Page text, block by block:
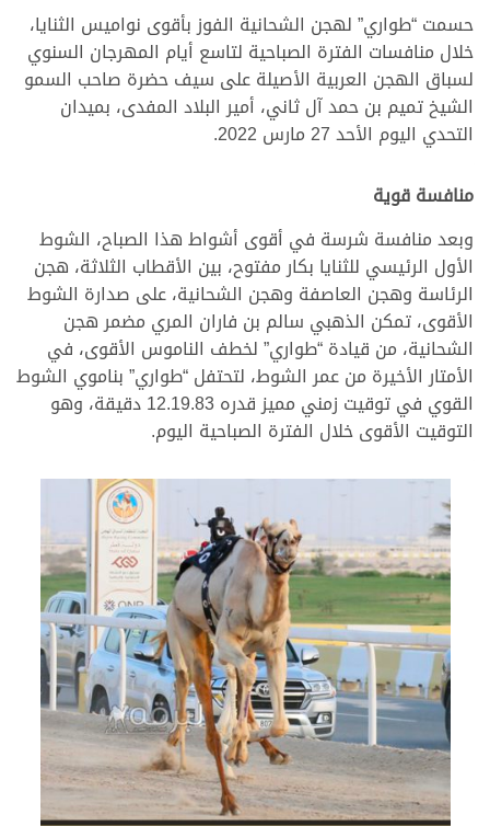
حسمت “طواري” لهجن الشحانية الفوز بأقوى نواميس الثنايا،
خلال منافسات الفترة الصباحية لتاسع أيام المهرجان السنوي
لسباق الهجن العربية الأصيلة على سيف حضرة صاحب السمو
الشيخ تميم بن حمد آل ثاني، أمير البلاد المفدى، بميدان
التحدي اليوم الأحد 27 مارس 2022.
منافسة قوية
وبعد منافسة شرسة في أقوى أشواط هذا الصباح، الشوط
الأول الرئيسي للثنايا بكار مفتوح، بين الأقطاب الثلاثة، هجن
الرئاسة وهجن العاصفة وهجن الشحانية، على صدارة الشوط
الأقوى، تمكن الذهبي سالم بن فاران المري مضمر هجن
الشحانية، من قيادة “طواري” لخطف الناموس الأقوى، في
الأمتار الأخيرة من عمر الشوط، لتحتفل “طواري” بناموي الشوط
القوي في توقيت زمني مميز قدره 12.19.83 دقيقة، وهو
التوقيت الأقوى خلال الفترة الصباحية اليوم.